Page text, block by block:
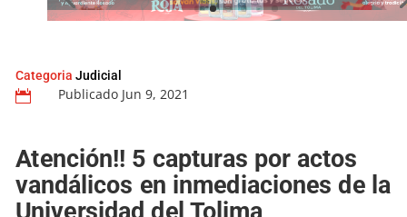
 Publicado Jun 9, 2021
Atención!! 5 capturas por actos
vandálicos en inmediaciones de la
Universidad del Tolima